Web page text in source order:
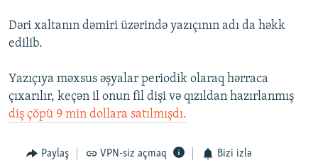
Dəri xaltanın dəmiri üzərində yazıçının adı da həkk
edilib.
Yazıçıya məxsus əşyalar periodik olaraq hərraca
çıxarılır, keçən il onun fil dişi və qızıldan hazırlanmış
diş çöpü 9 min dollara satılmışdı.
Paylaş VPN-siz açmaq Bizi izlə